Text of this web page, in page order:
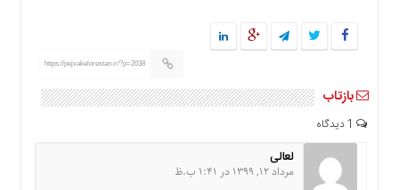
برگه
تعرفه
درباره
https://pejvakelorestan.ir/?p=2038
بازتاب
لعالی
مرداد 12, 1399 در 1:41 ب.ظ